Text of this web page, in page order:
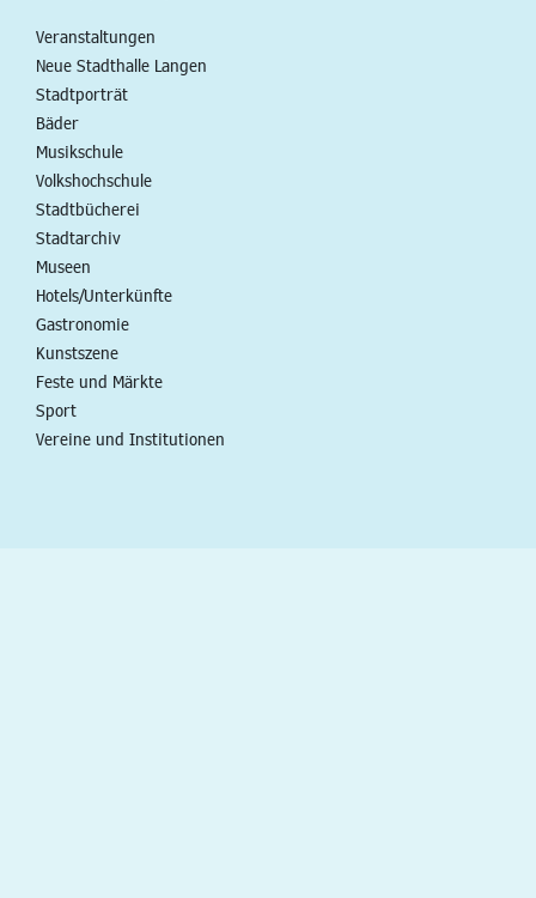
Veranstaltungen
Neue Stadthalle Langen
Stadtporträt
Bäder
Musikschule
Volkshochschule
Stadtbücherei
Stadtarchiv
Museen
Hotels/Unterkünfte
Gastronomie
Kunstszene
Feste und Märkte
Sport
Vereine und Institutionen